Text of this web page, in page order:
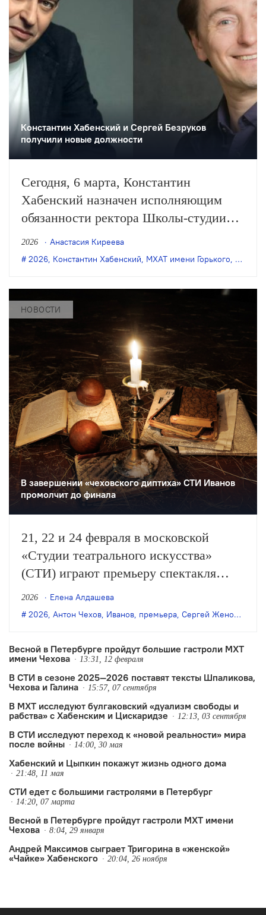
Константин Хабенский и Сергей Безруков
получили новые должности
Сегодня, 6 марта, Константин
Хабенский назначен исполняющим
обязанности ректора Школы-студии
МХАТ, а Сергей Безруков —
художественным руководителем
сообщила в своём Telegram-канале
министр культуры РФ Ольга
Любимова.
2026
Анастасия Киреева
2026, Константин Хабенский, МХАТ имени Горького, новое
НОВОСТИ
В завершении «чеховского диптиха» СТИ Иванов
промолчит до финала
21, 22 и 24 февраля в московской
«Студии театрального искусства»
(СТИ) играют премьеру спектакля
художественного руководителя театра
Сергея Женовача «Чеховъ. Ивановъ.
2026
Елена Алдашева
2026, Антон Чехов, Иванов, премьера, Сергей Женовач
Весной в Петербурге пройдут большие гастроли МХТ
имени Чехова
13:31, 12 февраля
В СТИ в сезоне 2025—2026 поставят тексты Шпаликова,
Чехова и Галина
15:57, 07 сентября
В МХТ исследуют булгаковский «дуализм свободы и
рабства» с Хабенским и Цискаридзе
12:13, 03 сентября
В СТИ исследуют переход к «новой реальности» мира
после войны
14:00, 30 мая
Хабенский и Цыпкин покажут жизнь одного дома
21:48, 11 мая
СТИ едет с большими гастролями в Петербург
14:20, 07 марта
Весной в Петербурге пройдут гастроли МХТ имени
Чехова
8:04, 29 января
Андрей Максимов сыграет Тригорина в «женской»
«Чайке» Хабенского
20:04, 26 ноября